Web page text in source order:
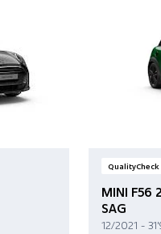
QualityCheck
MINI F56
SAG
12/2021 -